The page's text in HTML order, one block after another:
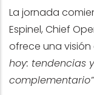
La jornada
Espinel, Chief
ofrece una
hoy: tendencias
complementario”